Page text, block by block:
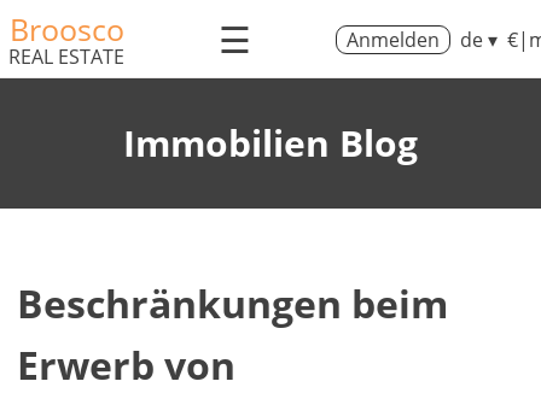
Broosco
REAL ESTATE ☰ Anmelden de ▾
Immobilien Blog
Beschränkungen beim
Erwerb von